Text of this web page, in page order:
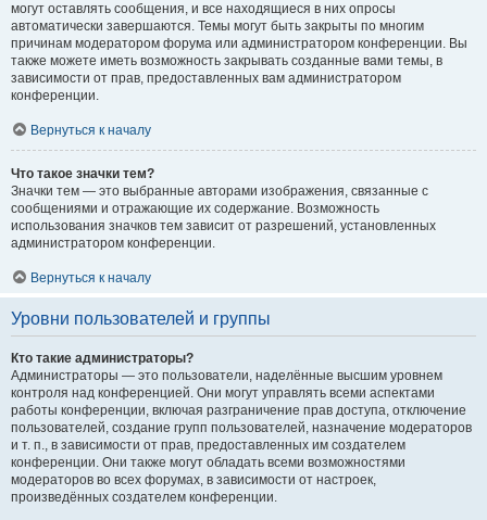
могут оставлять сообщения, и все находящиеся в них опросы
автоматически завершаются. Темы могут быть закрыты по многим
причинам модератором форума или администратором конференции. Вы
также можете иметь возможность закрывать созданные вами темы, в
зависимости от прав, предоставленных вам администратором
конференции.
Вернуться к началу
Что такое значки тем?
Значки тем — это выбранные авторами изображения, связанные с
сообщениями и отражающие их содержание. Возможность
использования значков тем зависит от разрешений, установленных
администратором конференции.
Вернуться к началу
Уровни пользователей и группы
Кто такие администраторы?
Администраторы — это пользователи, наделённые высшим уровнем
контроля над конференцией. Они могут управлять всеми аспектами
работы конференции, включая разграничение прав доступа, отключение
пользователей, создание групп пользователей, назначение модераторов
и т. п., в зависимости от прав, предоставленных им создателем
конференции. Они также могут обладать всеми возможностями
модераторов во всех форумах, в зависимости от настроек,
произведённых создателем конференции.